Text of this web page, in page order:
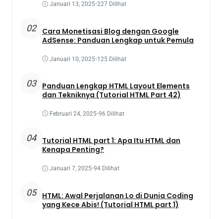
Januari 13, 2025•227 Dilihat
02
Cara Monetisasi Blog dengan Google
AdSense: Panduan Lengkap untuk Pemula
Januari 10, 2025•125 Dilihat
03
Panduan Lengkap HTML Layout Elements
dan Tekniknya (Tutorial HTML Part 42)
Februari 24, 2025•96 Dilihat
04
Tutorial HTML part 1: Apa Itu HTML dan
Kenapa Penting?
Januari 7, 2025•94 Dilihat
05
HTML: Awal Perjalanan Lo di Dunia Coding
yang Kece Abis! (Tutorial HTML part 1)